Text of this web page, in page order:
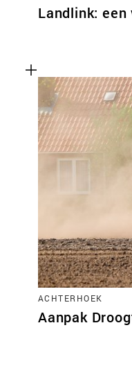
Landlink:
ACHTERHOEK
Aanpak